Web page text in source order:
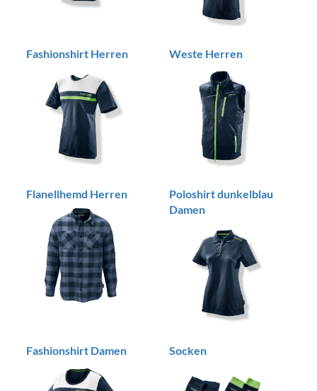
Fashionshirt Herren Weste Herren
Flanellhemd Herren
Poloshirt dunkelblau
Damen
Fashionshirt Damen Socken